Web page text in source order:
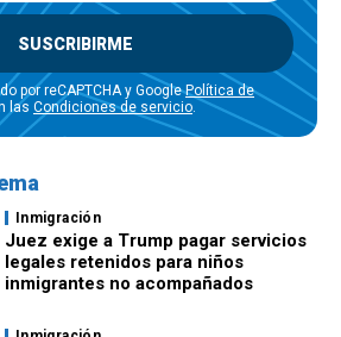
SUSCRIBIRME
por reCAPTCHA y GooglePolítica de
las Condiciones de servicio.
Inmigración
Juez exige a Trump pagar servicios
legales retenidos para niños
inmigrantes no acompañados